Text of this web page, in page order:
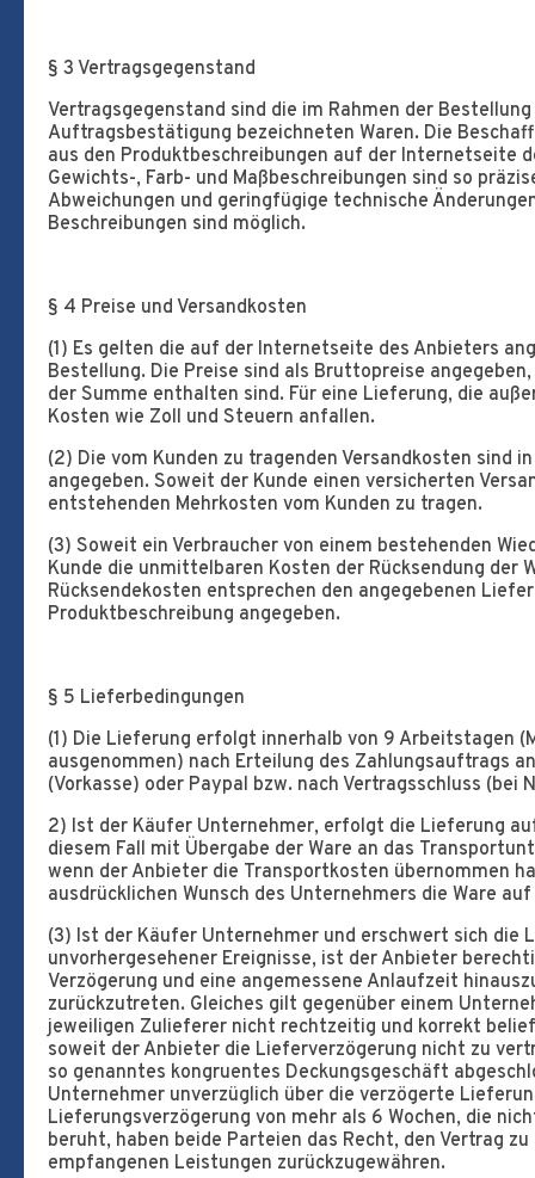
§ 3 Vertragsgegenstand
Vertragsgegenstand sind die im Rahmen der
Auftragsbestätigung bezeichneten Waren. Die
aus den Produktbeschreibungen auf der Internetseite
Gewichts-, Farb- und Maßbeschreibungen sind so
Abweichungen und geringfügige technische
Beschreibungen sind möglich.
§ 4 Preise und Versandkosten
(1) Es gelten die auf der Internetseite des Anbieters
Bestellung. Die Preise sind als Bruttopreise
der Summe enthalten sind. Für eine Lieferung, die
Kosten wie Zoll und Steuern anfallen.
(2) Die vom Kunden zu tragenden Versandkosten sind
angegeben. Soweit der Kunde einen versicherten
entstehenden Mehrkosten vom Kunden zu tragen.
(3) Soweit ein Verbraucher von einem bestehenden
Kunde die unmittelbaren Kosten der Rücksendung der
Rücksendekosten entsprechen den angegebenen
Produktbeschreibung angegeben.
§ 5 Lieferbedingungen
(1) Die Lieferung erfolgt innerhalb von 9 Arbeitstagen
ausgenommen) nach Erteilung des Zahlungsauftrags
(Vorkasse) oder Paypal bzw. nach Vertragsschluss (bei
2) Ist der Käufer Unternehmer, erfolgt die Lieferung
diesem Fall mit Übergabe der Ware an das
wenn der Anbieter die Transportkosten übernommen
ausdrücklichen Wunsch des Unternehmers die Ware
(3) Ist der Käufer Unternehmer und erschwert sich die
unvorhergesehener Ereignisse, ist der Anbieter
Verzögerung und eine angemessene Anlaufzeit
zurückzutreten. Gleiches gilt gegenüber einem
jeweiligen Zulieferer nicht rechtzeitig und korrekt
soweit der Anbieter die Lieferverzögerung nicht zu
so genanntes kongruentes Deckungsgeschäft
Unternehmer unverzüglich über die verzögerte
Lieferungsverzögerung von mehr als 6 Wochen, die
beruht, haben beide Parteien das Recht, den Vertrag
empfangenen Leistungen zurückzugewähren.